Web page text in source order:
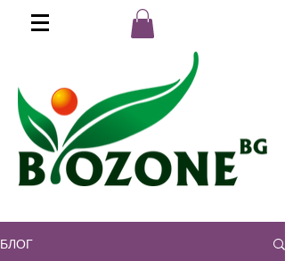
Поръчай на :
БЛОГ